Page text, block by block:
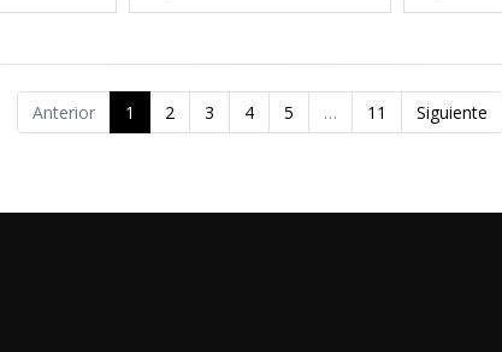
Anterior 1 2 3 4 5 … 11 Siguiente